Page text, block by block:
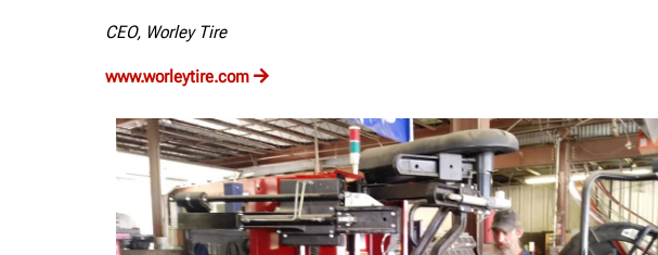
CEO, Worley Tire
www.worleytire.com